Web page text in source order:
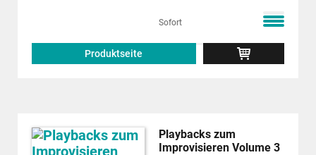
Sofort
Produktseite
Playbacks zum
Improvisieren Volume 3